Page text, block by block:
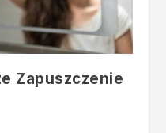
Zapuszczenie